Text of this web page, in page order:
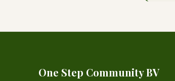
One Step Community BV